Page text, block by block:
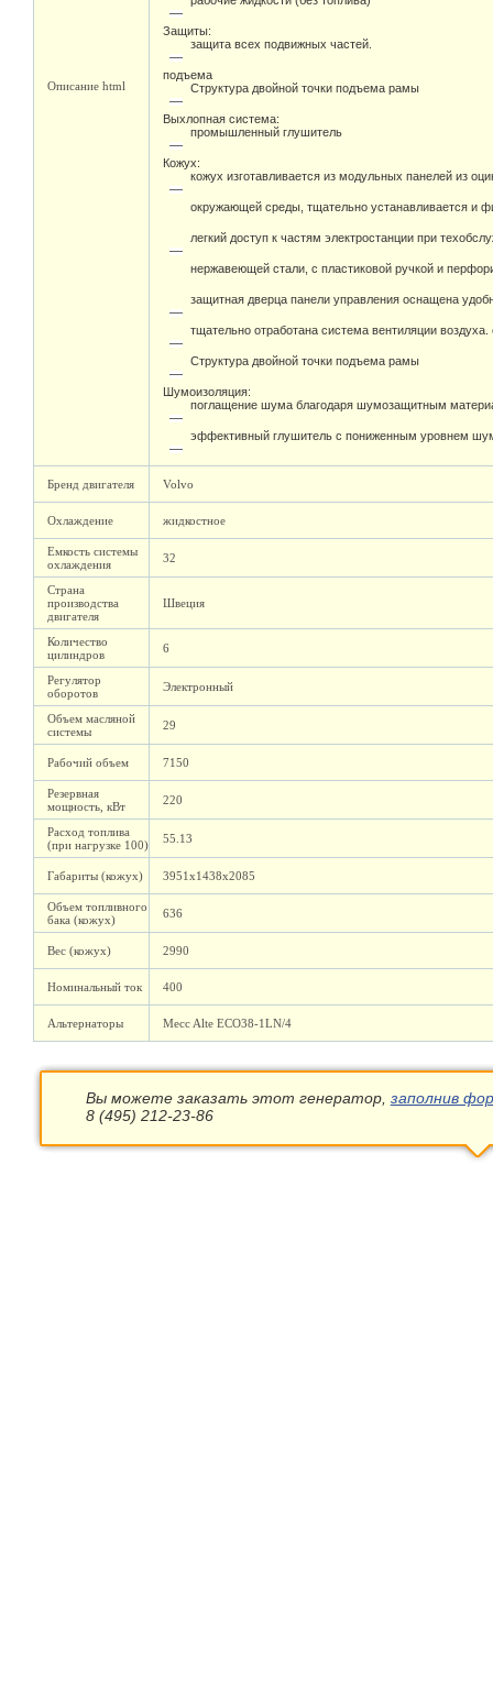
Описание html
рабочие жидкости (без топлива)
Защиты:
защита всех подвижных частей.
подъема
Структура двойной точки подъема рамы
Выхлопная система:
промышленный глушитель
Кожух:
кожух изготавливается из модульных панелей из
окружающей среды, тщательно устанавливается и
легкий доступ к частям электростанции при
нержавеющей стали, с пластиковой ручкой и
защитная дверца панели управления оснащена
тщательно отработана система вентиляции
Структура двойной точки подъема рамы
Шумоизоляция:
поглащение шума благодаря шумозащитным
эффективный глушитель с пониженным уровнем
Бренд двигателя Volvo
Охлаждение жидкостное
Емкость системы
охлаждения
32
Страна
производства
двигателя
Швеция
Количество
цилиндров
6
Регулятор
оборотов
Электронный
Объем масляной
системы
29
Рабочий объем 7150
Резервная
мощность, кВт
220
Расход топлива
(при нагрузке 100)
55.13
Габариты (кожух) 3951х1438х2085
Объем топливного
бака (кожух)
636
Вес (кожух) 2990
Номинальный ток 400
Альтернаторы Mecc Alte ECO38-1LN/4
Вы можете заказать этот генератор, заполнив
8 (495) 212-23-86